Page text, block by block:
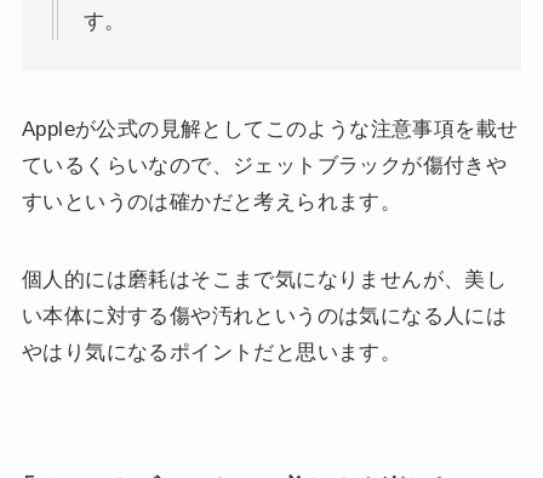
す。
Appleが公式の見解としてこのような注意事項を載せ
ているくらいなので、ジェットブラックが傷付きや
すいというのは確かだと考えられます。
個人的には磨耗はそこまで気になりませんが、美し
い本体に対する傷や汚れというのは気になる人には
やはり気になるポイントだと思います。